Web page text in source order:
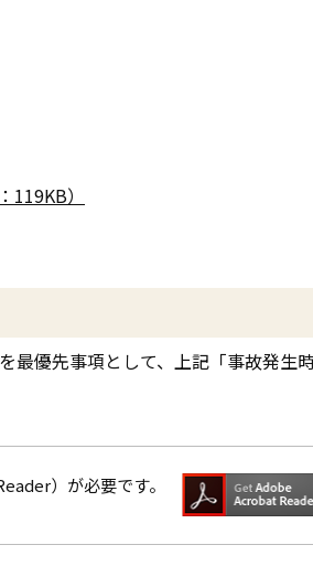
）
優先事項として、上記「事故発生
）が必要です。